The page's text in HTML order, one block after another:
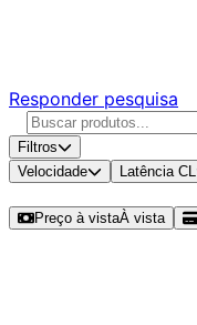
Responder pesquisa
Filtros
Velocidade
Latência CL
Preço à vistaÀ vista